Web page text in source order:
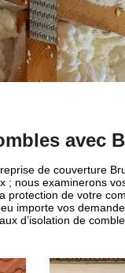
avec
de couverture
; nous examinerons
protection de votre
importe vos
d’isolation de